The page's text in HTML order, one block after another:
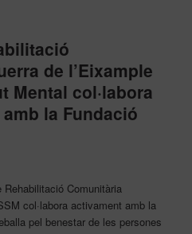
de l’Eixample
Mental col·labora
la Fundació
Comunitària
col·labora activament amb la
pel benestar de les persones